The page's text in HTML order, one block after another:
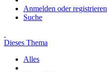
Anmelden oder registrieren
Suche
Dieses Thema
Alles